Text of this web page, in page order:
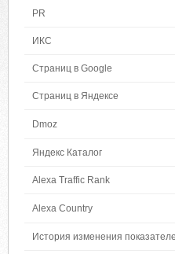
PR
ИКС
Страниц в Google
Страниц в Яндексе
Dmoz
Яндекс Каталог
Alexa Traffic Rank
Alexa Country
История изменения